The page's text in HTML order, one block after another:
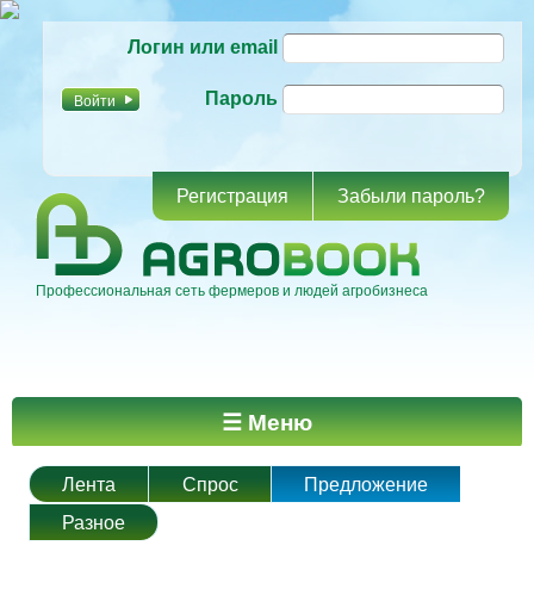
основному
Логин или email
Пароль
Регистрация Забыли пароль?
Профессиональная сеть фермеров и людей агробизнеса
Главное меню ☰ Меню
Лента Спрос
Предложение
Разное